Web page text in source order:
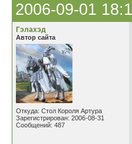
2006-09-01
Гэлахэд
Автор сайта
Откуда: Стол Короля Артура
Зарегистрирован: 2006-08-31
Сообщений: 487